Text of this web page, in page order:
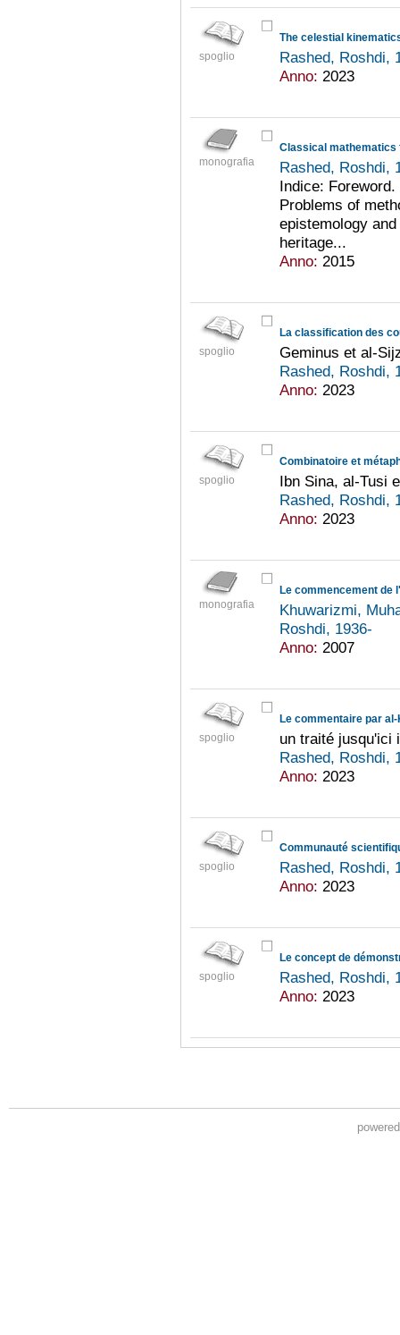
spoglio
The celestial
Rashed, Roshdi,
Anno: 2023
monografia
Classical mathematics
Rashed, Roshdi,
Indice:
Problems of
epistemology
heritage...
Anno: 2015
spoglio
La classification des
Geminus et al-
Rashed, Roshdi,
Anno: 2023
spoglio
Combinatoire et
Ibn Sina, al-Tusi
Rashed, Roshdi,
Anno: 2023
monografia
Le commencement de
Khuwarizmi,
Roshdi, 1936-
Anno: 2007
spoglio
Le commentaire par
un traité jusqu'ici
Rashed, Roshdi,
Anno: 2023
spoglio
Communauté
Rashed, Roshdi,
Anno: 2023
spoglio
Le concept de
Rashed, Roshdi,
Anno: 2023